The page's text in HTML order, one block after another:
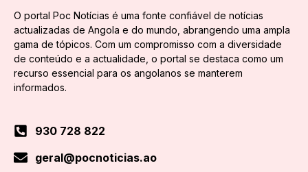
O portal Poc Notícias é uma fonte confiável de notícias
actualizadas de Angola e do mundo, abrangendo uma ampla
gama de tópicos. Com um compromisso com a diversidade
de conteúdo e a actualidade, o portal se destaca como um
recurso essencial para os angolanos se manterem
informados.
930 728 822
geral@pocnoticias.ao